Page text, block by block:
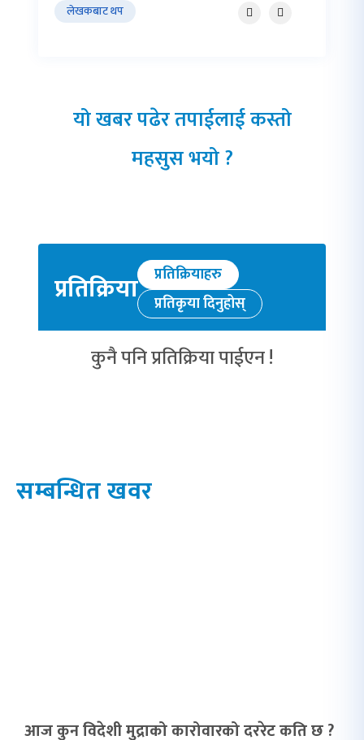
लेखकबाट थप
यो खबर पढेर तपाईलाई कस्तो
महसुस भयो ?
प्रतिक्रिया
प्रतिक्रियाहरु
प्रतिकृया दिनुहोस्
कुनै पनि प्रतिक्रिया पाईएन !
सम्बन्धित खवर
आज कुन विदेशी मुद्राको कारोवारको दररेट कति छ ?